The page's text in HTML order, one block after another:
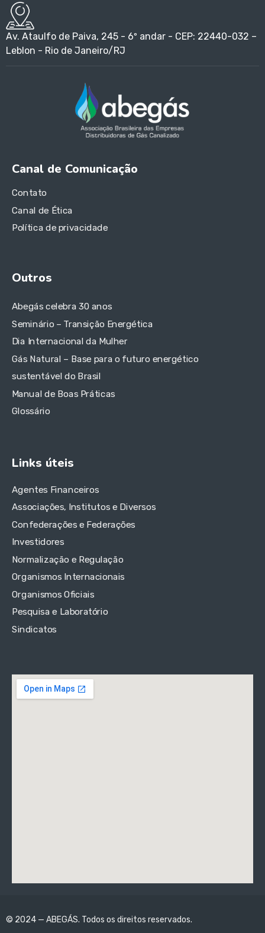
Av. Ataulfo de Paiva, 245 - 6º andar - CEP: 22440-032 –
Leblon - Rio de Janeiro/RJ
Canal de Comunicação
Contato
Canal de Ética
Política de privacidade
Outros
Abegás celebra 30 anos
Seminário – Transição Energética
Dia Internacional da Mulher
Gás Natural – Base para o futuro energético
sustentável do Brasil
Manual de Boas Práticas
Glossário
Links úteis
Agentes Financeiros
Associações, Institutos e Diversos
Confederações e Federações
Investidores
Normalização e Regulação
Organismos Internacionais
Organismos Oficiais
Pesquisa e Laboratório
Sindicatos
© 2024 — ABEGÁS. Todos os direitos reservados.